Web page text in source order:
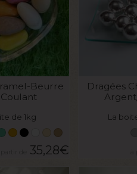
Beurre
de 1kg
35,28€
PRODUIT
Dragées
La